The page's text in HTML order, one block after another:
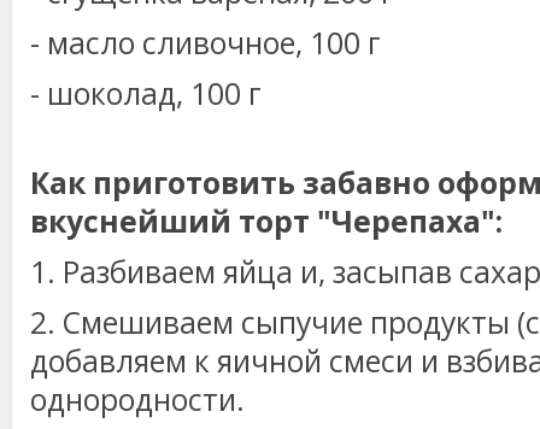
- масло сливочное, 100 г
- шоколад, 100 г
Как приготовить забавно
вкуснейший торт "Черепаха":
1. Разбиваем яйца и, засыпав
2. Смешиваем сыпучие продукты
добавляем к яичной смеси и
однородности.